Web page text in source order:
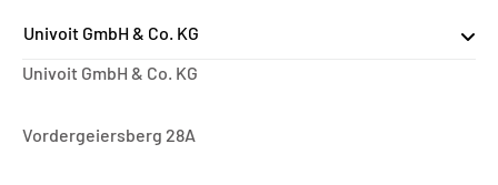
Univoit GmbH & Co. KG
Univoit GmbH & Co. KG
Vordergeiersberg 28A